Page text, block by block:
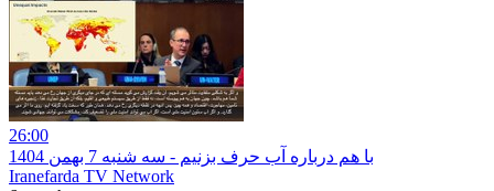
26:00
با هم درباره آب حرف بزنیم - سه شنبه 7 بهمن 1404
Iranefarda TV Network